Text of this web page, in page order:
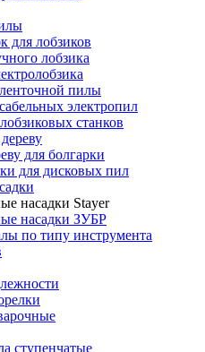
для лобзиков
лобзика
пилы
электропил
станков
для болгарки
для дисковых пил
насадки Stayer
насадки ЗУБР
по типу инструмента
ступенчатые